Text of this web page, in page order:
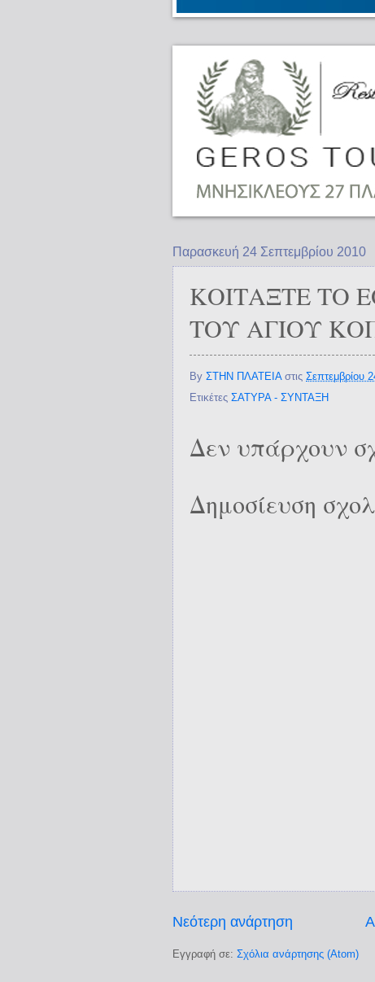
Παρασκευή 24 Σεπτεμβρίου 2010
ΚΟΙΤΑΞΤΕ ΤΟ
ΤΟΥ ΑΓΙΟΥ
By ΣΤΗΝ ΠΛΑΤΕΙΑ στις Σεπτεμβρίου
Ετικέτες ΣΑΤΥΡΑ - ΣΥΝΤΑΞΗ
Δεν υπάρχουν
Δημοσίευση
Νεότερη ανάρτηση
Εγγραφή σε: Σχόλια ανάρτησης (Atom)